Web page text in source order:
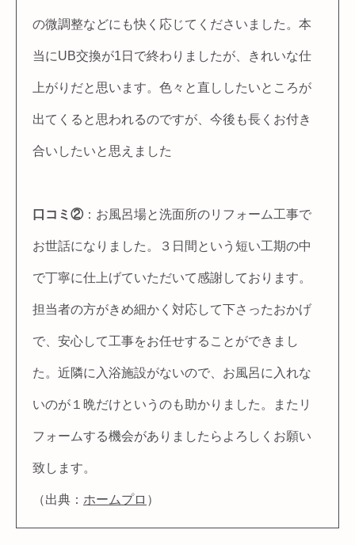
の微調整などにも快く応じてくださいました。本
当にUB交換が1日で終わりましたが、きれいな仕
上がりだと思います。色々と直ししたいところが
出てくると思われるのですが、今後も長くお付き
合いしたいと思えました
口コミ②：お風呂場と洗面所のリフォーム工事で
お世話になりました。３日間という短い工期の中
で丁寧に仕上げていただいて感謝しております。
担当者の方がきめ細かく対応して下さったおかげ
で、安心して工事をお任せすることができまし
た。近隣に入浴施設がないので、お風呂に入れな
いのが１晩だけというのも助かりました。またリ
フォームする機会がありましたらよろしくお願い
致します。
（出典： ホームプロ ）